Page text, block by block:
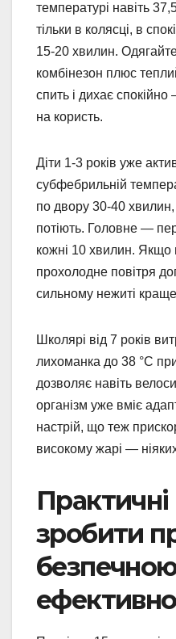
температурі навіть
тільки в колясці, в
15-20 хвилин.
комбінезон плюс
спить і дихає спокійно
на користь.
Діти 1-3 років уже
субфебрильній
по двору 30-40
потіють. Головне —
кожні 10 хвилин. Якщо
прохолодне повітря
сильному нежиті
Школярі від 7 років
лихоманка до 38 °C
дозволяє навіть
організм уже вміє
настрій, що теж
високому жарі —
зробити
безпечною